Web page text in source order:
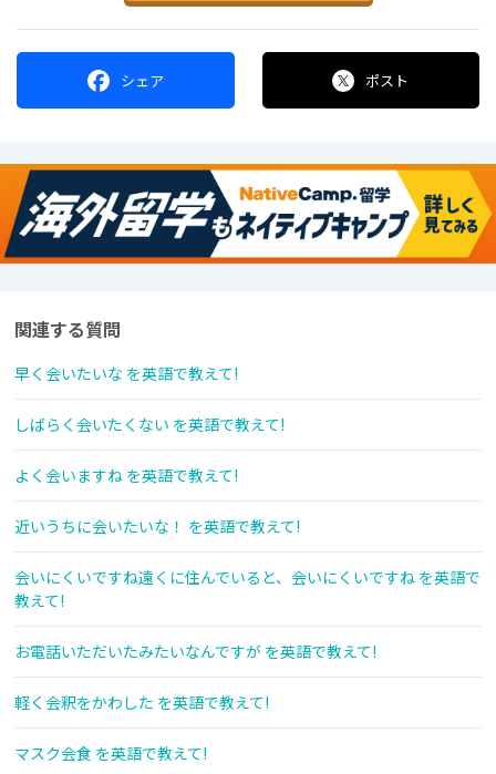
シェア ポスト
関連する質問
早く会いたいな を英語で教えて!
しばらく会いたくない を英語で教えて!
よく会いますね を英語で教えて!
近いうちに会いたいな！ を英語で教えて!
会いにくいですね遠くに住んでいると、会いにくいですね を英語で
教えて!
お電話いただいたみたいなんですが を英語で教えて!
軽く会釈をかわした を英語で教えて!
マスク会食 を英語で教えて!